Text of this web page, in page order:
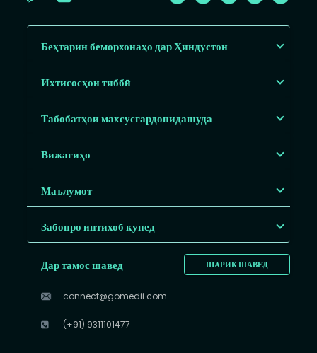
Беҳтарин беморхонаҳо дар Ҳиндустон
Ихтисосҳои тиббӣ
Табобатҳои махсусгардонидашуда
Вижагиҳо
Маълумот
Забонро интихоб кунед
ШАРИК ШАВЕД
Дар тамос шавед
connect@gomedii.com
(+91) 9311101477